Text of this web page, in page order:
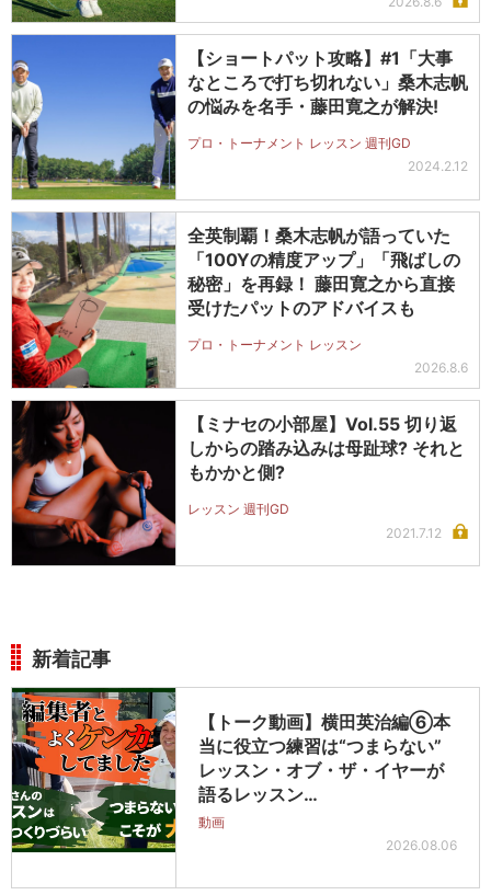
【ショートパット攻略】#1「大事
なところで打ち切れない」桑木志帆
の悩みを名手・藤田寛之が解決!
プロ・トーナメント レッスン 週刊GD
2024.2.12
全英制覇！桑木志帆が語っていた
「100Yの精度アップ」「飛ばしの
秘密」を再録！ 藤田寛之から直接
受けたパットのアドバイスも
プロ・トーナメント レッスン
2026.8.6
【ミナセの小部屋】Vol.55 切り返
しからの踏み込みは母趾球? それと
もかかと側?
レッスン 週刊GD
2021.7.12
新着記事
【トーク動画】横田英治編⑥本
当に役立つ練習は“つまらない”
レッスン・オブ・ザ・イヤーが
語るレッスン…
動画
2026.08.06